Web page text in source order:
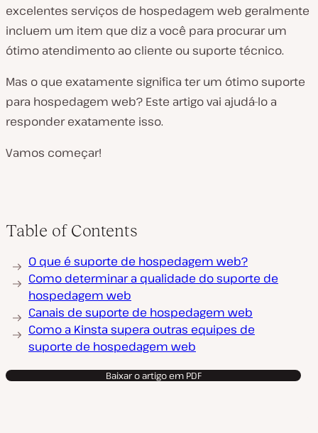
excelentes serviços de hospedagem web geralmente
incluem um item que diz a você para procurar um
ótimo atendimento ao cliente ou suporte técnico.
Mas o que exatamente significa ter um ótimo suporte
para hospedagem web? Este artigo vai ajudá-lo a
responder exatamente isso.
Vamos começar!
Table of Contents
O que é suporte de hospedagem web?
Como determinar a qualidade do suporte de
hospedagem web
Canais de suporte de hospedagem web
Como a Kinsta supera outras equipes de
suporte de hospedagem web
Baixar o artigo em PDF